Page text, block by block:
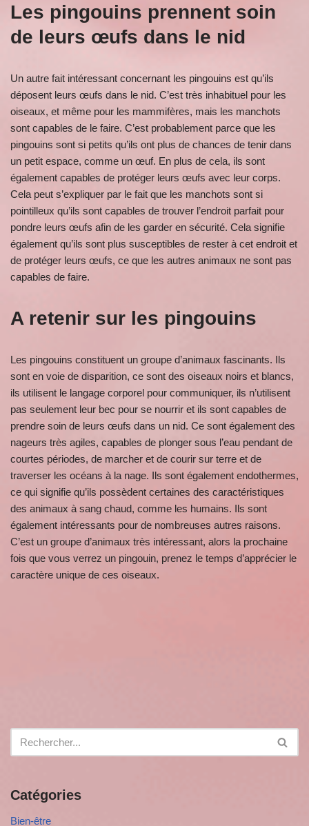
Les pingouins prennent soin
de leurs œufs dans le nid
Un autre fait intéressant concernant les pingouins est qu’ils
déposent leurs œufs dans le nid. C’est très inhabituel pour les
oiseaux, et même pour les mammifères, mais les manchots
sont capables de le faire. C’est probablement parce que les
pingouins sont si petits qu’ils ont plus de chances de tenir dans
un petit espace, comme un œuf. En plus de cela, ils sont
également capables de protéger leurs œufs avec leur corps.
Cela peut s’expliquer par le fait que les manchots sont si
pointilleux qu’ils sont capables de trouver l’endroit parfait pour
pondre leurs œufs afin de les garder en sécurité. Cela signifie
également qu’ils sont plus susceptibles de rester à cet endroit et
de protéger leurs œufs, ce que les autres animaux ne sont pas
capables de faire.
A retenir sur les pingouins
Les pingouins constituent un groupe d’animaux fascinants. Ils
sont en voie de disparition, ce sont des oiseaux noirs et blancs,
ils utilisent le langage corporel pour communiquer, ils n’utilisent
pas seulement leur bec pour se nourrir et ils sont capables de
prendre soin de leurs œufs dans un nid. Ce sont également des
nageurs très agiles, capables de plonger sous l’eau pendant de
courtes périodes, de marcher et de courir sur terre et de
traverser les océans à la nage. Ils sont également endothermes,
ce qui signifie qu’ils possèdent certaines des caractéristiques
des animaux à sang chaud, comme les humains. Ils sont
également intéressants pour de nombreuses autres raisons.
C’est un groupe d’animaux très intéressant, alors la prochaine
fois que vous verrez un pingouin, prenez le temps d’apprécier le
caractère unique de ces oiseaux.
Catégories
Bien-être